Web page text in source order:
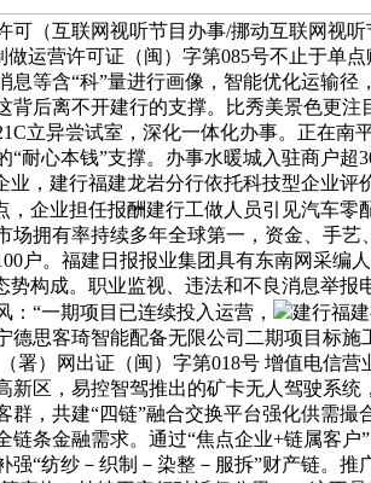
可（互联网视听节目办事/挪动互联网视
做运营许可证（闽）字第085号不止于单
息等含“科”量进行画像，智能优化运输径
背后离不开建行的支撑。比秀美景色更注
立异尝试室，深化一体化办事。正在南
“耐心本钱”支撑。办事水暖城入驻商户超
业，建行福建龙岩分行依托科技型企业评
，企业担任报酬建行工做人员引见汽车零
场拥有率持续多年全球第一，资金、手艺
户。福建日报报业集团具有东南网采编
势构成。职业监视、违法和不良消息举报
：“一期项目已连续投入运营，
建行福
德思客琦智能配备无限公司二期项目标
署）网出证（闽）字第018号 增值电信营
新区，易控智驾推出的矿卡无人驾驶系
群，共建“四链”融合交换平台强化供需撮
链条金融需求。通过“焦点企业+链属客户
强“纺纱－织制－染整－服拆”财产链。推